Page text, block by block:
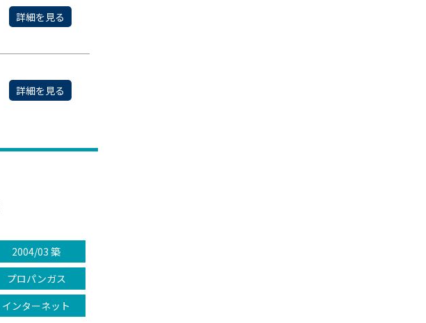
詳細を見る
詳細を見る
2004/03 築
プロパンガス
インターネット